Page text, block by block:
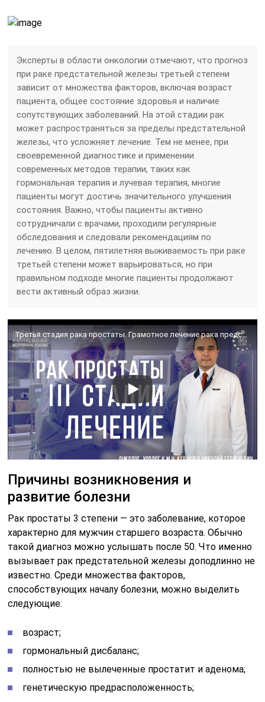
Эксперты в области онкологии отмечают, что прогноз
при раке предстательной железы третьей степени
зависит от множества факторов, включая возраст
пациента, общее состояние здоровья и наличие
сопутствующих заболеваний. На этой стадии рак
может распространяться за пределы предстательной
железы, что усложняет лечение. Тем не менее, при
своевременной диагностике и применении
современных методов терапии, таких как
гормональная терапия и лучевая терапия, многие
пациенты могут достичь значительного улучшения
состояния. Важно, чтобы пациенты активно
сотрудничали с врачами, проходили регулярные
обследования и следовали рекомендациям по
лечению. В целом, пятилетняя выживаемость при раке
третьей степени может варьироваться, но при
правильном подходе многие пациенты продолжают
вести активный образ жизни.
Третья стадия рака простаты. Грамотное лечение рака предстательной железы 3 стадии.
Причины возникновения и
развитие болезни
Рак простаты 3 степени — это заболевание, которое
характерно для мужчин старшего возраста. Обычно
такой диагноз можно услышать после 50. Что именно
вызывает рак предстательной железы доподлинно не
известно. Среди множества факторов,
способствующих началу болезни, можно выделить
следующие:
возраст;
гормональный дисбаланс;
полностью не вылеченные простатит и аденома;
генетическую предрасположенность;